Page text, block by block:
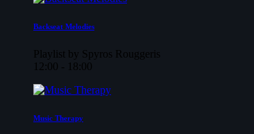
Backseat Melodies
Playlist by Spyros Rouggeris
12:00 - 18:00
Music Therapy